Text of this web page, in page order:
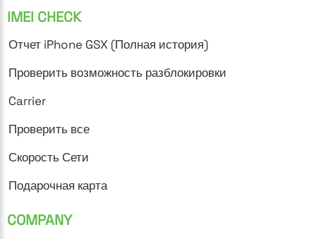
IMEI CHECK
Отчет iPhone GSX (Полная история)
Проверить возможность разблокировки
Carrier
Проверить все
Скорость Сети
Подарочная карта
COMPANY